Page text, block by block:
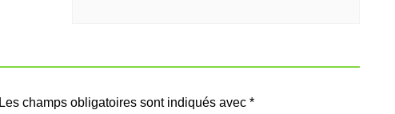
Les champs obligatoires sont indiqués avec *